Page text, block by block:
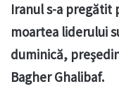
Iranul s-a pregătit
moartea liderului
duminică,
Bagher Ghalibaf.